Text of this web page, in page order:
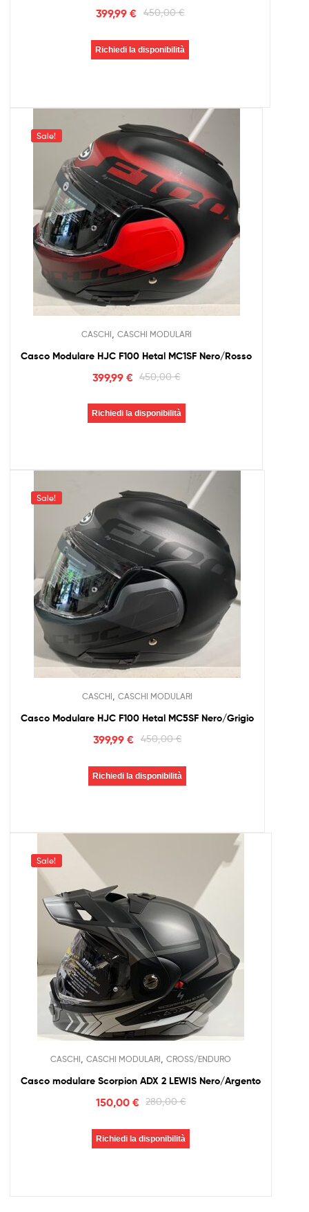
450,00€
399,99€
Richiedi la disponibilità
Sale!
CASCHI CASCHI MODULARI
Casco Modulare HJC F100 Hetal MC1SF Nero/Rosso
450,00€
399,99 €
Richiedi la disponibilità
Sale!
CASCHI, CASCHI MODULARI
Casco Modulare HJC F100 Hetal MC5SF Nero/Grigio
450,00€
399,99€
Richiedi la disponibilità
Sale!
CASCHI CASCHI MODULARI CROSS/ENDURO
Casco modulare Scorpion ADX 2 LEWIS Nero/Argento
280,00€
150,00 €
Richiedi la disponibilità